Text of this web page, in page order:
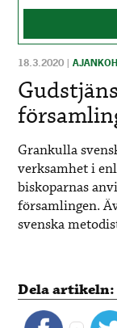
18.3.2020 |
Grankulla
verksamhet i
biskoparnas
församlingen.
svenska
Dela artikeln: